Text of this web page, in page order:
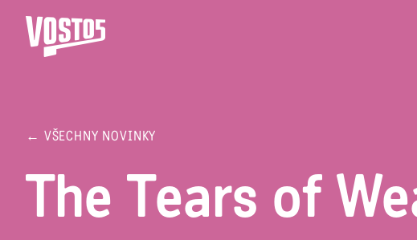
← VŠECHNY NOVINKY
The Tears of